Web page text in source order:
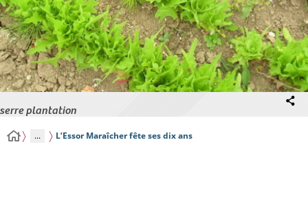
serre plantation
... L’Essor Maraîcher fête ses dix ans